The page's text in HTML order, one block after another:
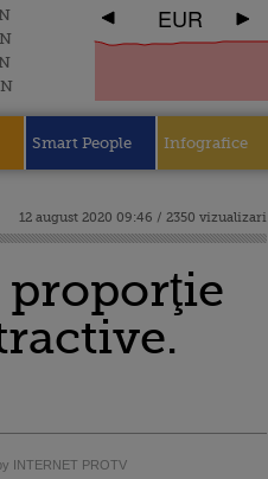
EUR
Smart People Infografice
12 august 2020 09:46 / 2350 vizualizari
proporţie
INTERNET PROTV